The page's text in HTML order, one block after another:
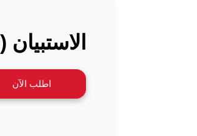
الاستبيان (Survey)
اطلب الآن